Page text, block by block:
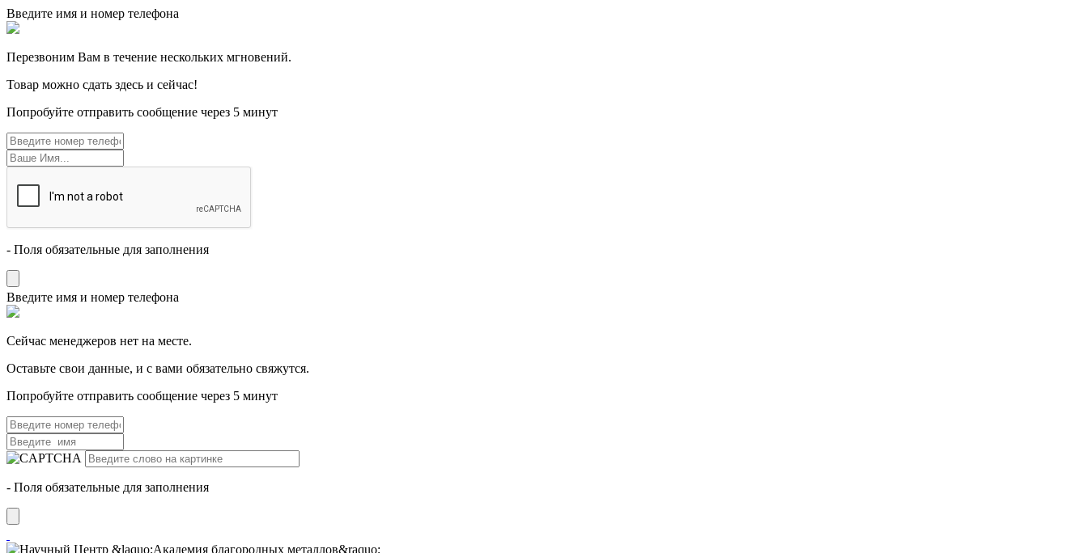
Введите имя и номер телефона
Перезвоним Вам в течение нескольких мгновений.
Товар можно сдать здесь и сейчас!
Попробуйте отправить сообщение через 5 минут
- Поля обязательные для заполнения
Введите имя и номер телефона
Cейчас менеджеров нет на месте.
Оставьте свои данные, и с вами обязательно свяжутся.
Попробуйте отправить сообщение через 5 минут
- Поля обязательные для заполнения